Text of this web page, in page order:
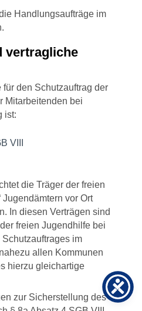
Handlungsaufträge im
vertragliche
den Schutzauftrag der
Mitarbeitenden bei
ist:
VIII
die Träger der freien
Jugendämtern vor Ort
In diesen Verträgen sind
freien Jugendhilfe bei
im
allen Kommunen
hierzu gleichartige
zur Sicherstellung des